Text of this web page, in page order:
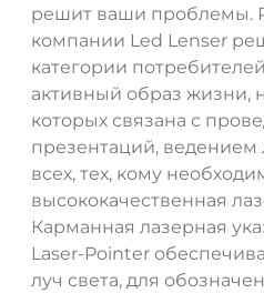
решит ваши проблемы.
компании Led Lenser
категории
активный образ жизни,
которых связана с
презентаций, ведением
всех, тех, кому
высококачественная
Карманная лазерная
Laser-Pointer
луч света, для
ДА